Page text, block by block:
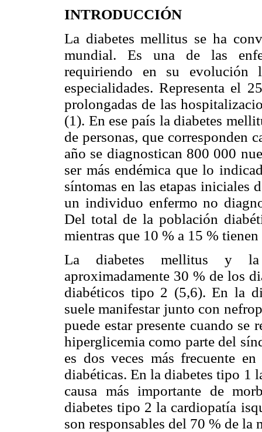
INTRODUCCIÓN
La diabetes mellitus se ha
mundial. Es una de las
requiriendo en su
especialidades. Representa el
prolongadas de las
(1). En ese país la diabetes
de personas, que corresponden
año se diagnostican 800 000
ser más endémica que lo
síntomas en las etapas iniciales
un individuo enfermo no
Del total de la población
mientras que 10 % a 15 %
La diabetes mellitus y la
aproximadamente 30 % de los
diabéticos tipo 2 (5,6). En la
suele manifestar junto con
puede estar presente cuando
hiperglicemia como parte del
es dos veces más frecuente
diabéticas. En la diabetes tipo 1
causa más importante de
diabetes tipo 2 la cardiopatía
son responsables del 70 % de